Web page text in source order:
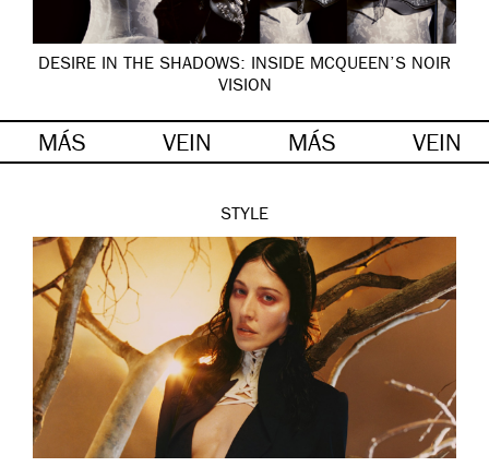
DESIRE IN THE SHADOWS: INSIDE MCQUEEN’S NOIR
VISION
MÁS VEIN MÁS VEIN
STYLE